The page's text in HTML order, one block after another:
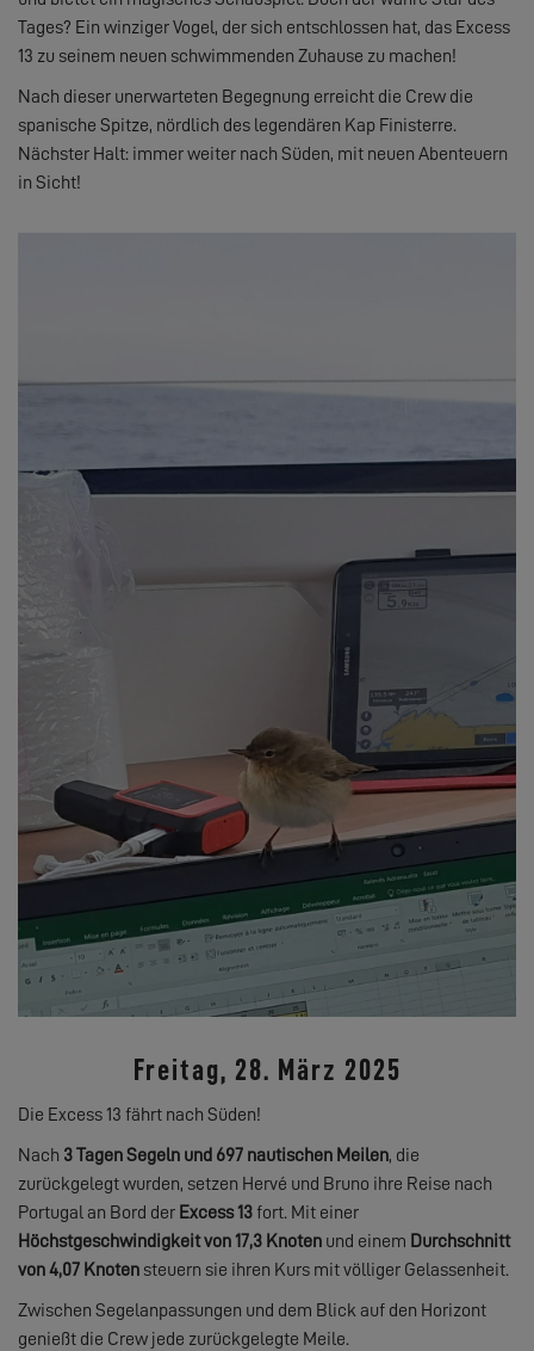
Tages? Ein winziger Vogel, der sich entschlossen hat, das Excess
13 zu seinem neuen schwimmenden Zuhause zu machen!
Nach dieser unerwarteten Begegnung erreicht die Crew die
spanische Spitze, nördlich des legendären Kap Finisterre.
Nächster Halt: immer weiter nach Süden, mit neuen Abenteuern
in Sicht!
Freitag, 28. März 2025
Die Excess 13 fährt nach Süden!
Nach 3 Tagen Segeln und 697 nautischen Meilen, die
zurückgelegt wurden, setzen Hervé und Bruno ihre Reise nach
Portugal an Bord der Excess 13 fort. Mit einer
Höchstgeschwindigkeit von 17,3 Knoten und einem Durchschnitt
von 4,07 Knoten steuern sie ihren Kurs mit völliger Gelassenheit.
Zwischen Segelanpassungen und dem Blick auf den Horizont
genießt die Crew jede zurückgelegte Meile.